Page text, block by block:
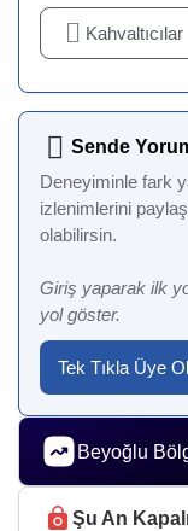
Kahvaltıcılar
Sende
Deneyiminle fark
izlenimlerini
olabilirsin.
Giriş yaparak ilk
yol göster.
Tek Tıkla Üye
Beyoğlu
Şu An